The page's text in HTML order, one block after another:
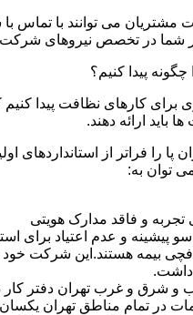
مشتریان می توانند با تماس
شما در تخصص نیروهای
پیدا کنیم؟
برای کارهای نظافت پیدا
ارائه دهند.
را فراتر از استانداردهای
توان به:
و فاقد مدارک هویتی
پیشینه و عدم اعتیاد برای
بیمه هستند.این شرکت خود
داشت.
و غرب تهران دفتر کار
در تمام مناطق تهران